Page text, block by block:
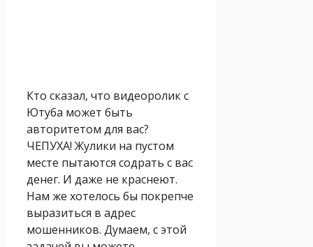
Кто сказал, что видеоролик с
Ютуба может быть
авторитетом для вас?
ЧЕПУХА! Жулики на пустом
месте пытаются содрать с вас
денег. И даже не краснеют.
Нам же хотелось бы покрепче
выразиться в адрес
мошенников. Думаем, с этой